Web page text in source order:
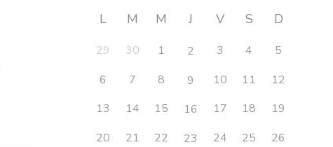
L M M J V S D
29 30 1 2 3 4
5
6
7 8 9 10 11
12
13
14 15 16 17 18
19
20
21 22 23 24 25
26